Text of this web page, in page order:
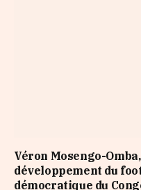
Véron Mosengo-
développement du
démocratique du